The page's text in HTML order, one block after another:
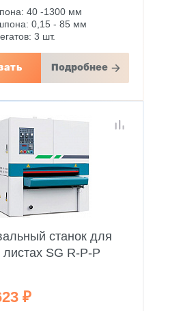
40 -1300 мм
0,15 - 85 мм
3 шт.
Подробнее
станок для
SG R-P-P
₽